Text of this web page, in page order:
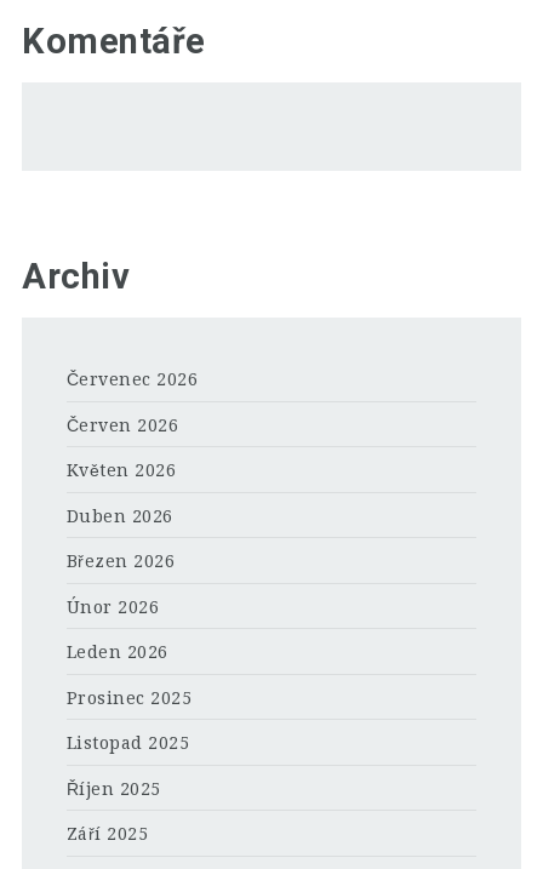
Komentáře
Archiv
Červenec 2026
Červen 2026
Květen 2026
Duben 2026
Březen 2026
Únor 2026
Leden 2026
Prosinec 2025
Listopad 2025
Říjen 2025
Září 2025